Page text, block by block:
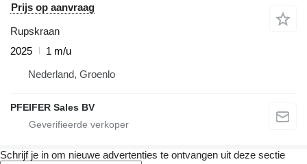
Prijs op aanvraag
Rupskraan
2025
1 m/u
Nederland, Groenlo
PFEIFER Sales BV
Schrijf je in om nieuwe advertenties te ontvangen uit deze sectie